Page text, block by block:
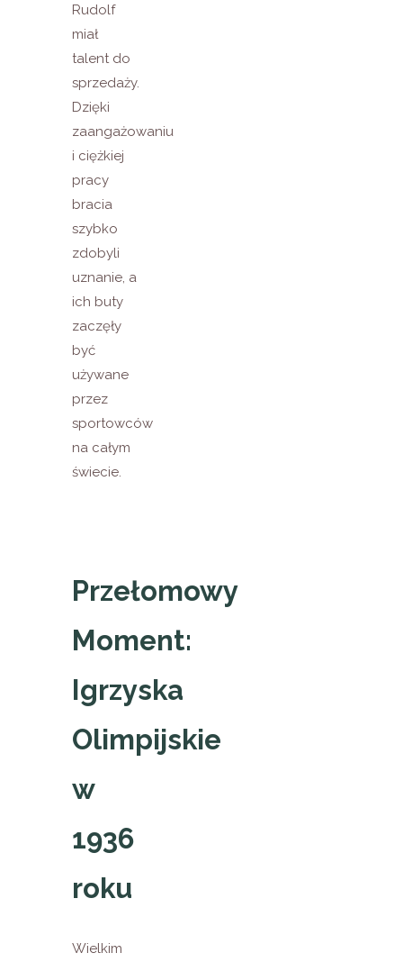
Rudolf
miał
talent do
sprzedaży.
Dzięki
zaangażowaniu
i ciężkiej
pracy
bracia
szybko
zdobyli
uznanie, a
ich buty
zaczęły
być
używane
przez
sportowców
na całym
świecie.
Przełomowy
Moment:
Igrzyska
Olimpijskie
w
1936
roku
Wielkim